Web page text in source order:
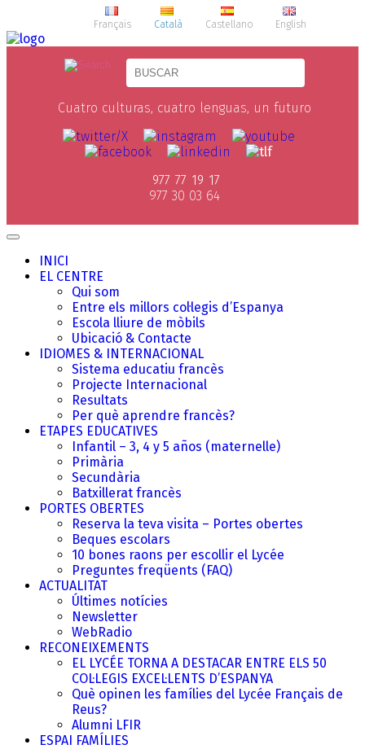
Français Català Castellano English
Cuatro culturas, cuatro lenguas, un futuro
977 77 19 17
977 30 03 64
INICI
EL CENTRE
Qui som
Entre els millors col·legis d’Espanya
Escola lliure de mòbils
Ubicació & Contacte
IDIOMES & INTERNACIONAL
Sistema educatiu francès
Projecte Internacional
Resultats
Per què aprendre francès?
ETAPES EDUCATIVES
Infantil – 3, 4 y 5 años (maternelle)
Primària
Secundària
Batxillerat francès
PORTES OBERTES
Reserva la teva visita – Portes obertes
Beques escolars
10 bones raons per escollir el Lycée
Preguntes freqüents (FAQ)
ACTUALITAT
Últimes notícies
Newsletter
WebRadio
RECONEIXEMENTS
EL LYCÉE TORNA A DESTACAR ENTRE ELS 50
COL·LEGIS EXCEL·LENTS D’ESPANYA
Què opinen les famílies del Lycée Français de
Reus?
Alumni LFIR
ESPAI FAMÍLIES